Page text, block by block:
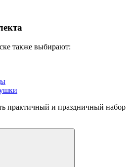
также выбирают:
практичный и праздничный набор